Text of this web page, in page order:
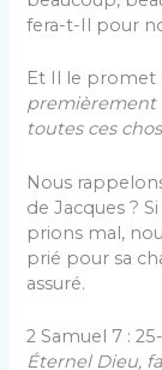
fera-t-Il pour
Et Il le promet
premièrement
toutes ces
Nous
de Jacques ?
prions mal,
prié pour sa
assuré.
2 Samuel 7 :
Éternel Dieu,